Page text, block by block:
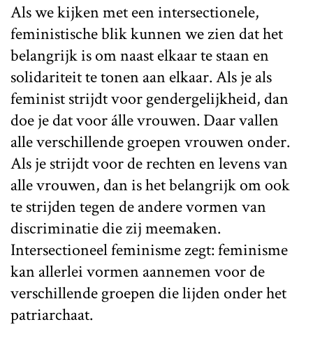
Als we kijken met een intersectionele,
feministische blik kunnen we zien dat het
belangrijk is om naast elkaar te staan en
solidariteit te tonen aan elkaar. Als je als
feminist strijdt voor gendergelijkheid, dan
doe je dat voor álle vrouwen. Daar vallen
alle verschillende groepen vrouwen onder.
Als je strijdt voor de rechten en levens van
alle vrouwen, dan is het belangrijk om ook
te strijden tegen de andere vormen van
discriminatie die zij meemaken.
Intersectioneel feminisme zegt: feminisme
kan allerlei vormen aannemen voor de
verschillende groepen die lijden onder het
patriarchaat.